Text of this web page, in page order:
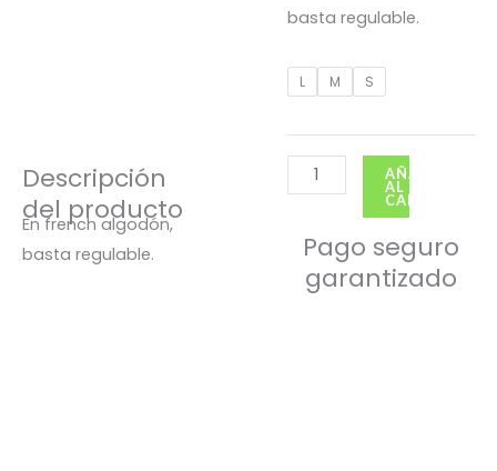
Descripción
del producto
En french algodón,
basta regulable.
basta regulable.
L M S
Polera
Fancy
Beige
cantidad
AÑADIR
AL
CARRITO
Pago seguro
garantizado